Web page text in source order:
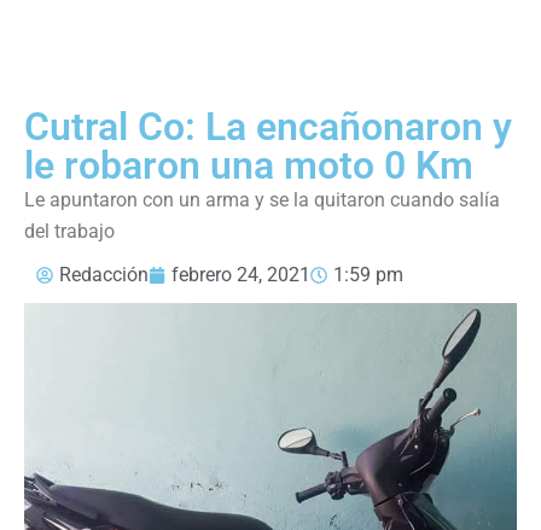
Cutral Co: La encañonaron y
le robaron una moto 0 Km
Le apuntaron con un arma y se la quitaron cuando salía
del trabajo
Redacción
febrero 24, 2021 1:59 pm